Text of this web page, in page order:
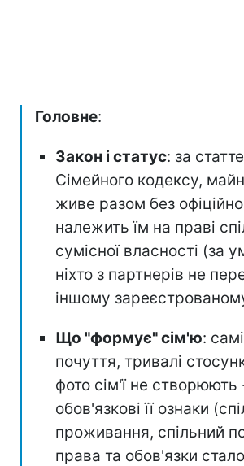
Головне:
Закон і статус: за
Сімейного кодексу,
живе разом без
належить їм на праві
сумісної власності (за
ніхто з партнерів не
іншому
Що "формує" сім'ю:
почуття, тривалі
фото сім'ї не створюють
обов'язкові її ознаки
проживання, спільний
права та обов'язки